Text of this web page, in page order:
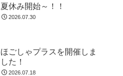
夏休み開始～！！
2026.07.30
ほごしゃプラスを開催しま
した！
2026.07.18